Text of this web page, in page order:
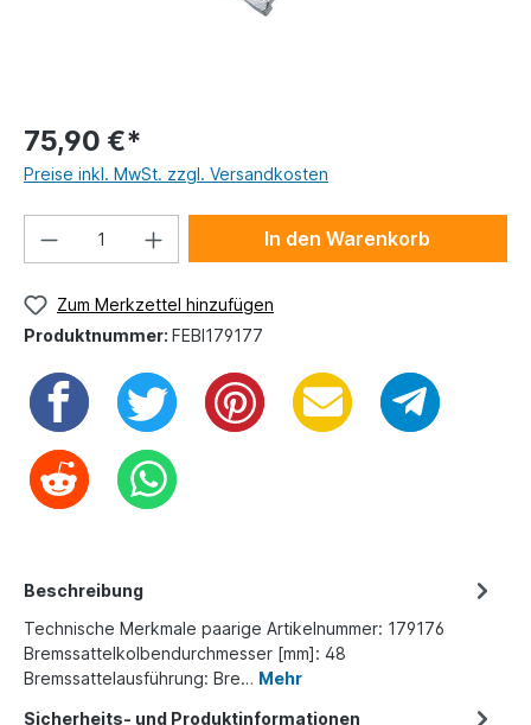
75,90 €*
Preise inkl. MwSt. zzgl. Versandkosten
In den Warenkorb
Zum Merkzettel hinzufügen
Produktnummer: FEBI179177
Beschreibung
Technische Merkmale paarige Artikelnummer: 179176
Bremssattelkolbendurchmesser [mm]: 48
Bremssattelausführung: Bre… Mehr
Sicherheits- und Produktinformationen